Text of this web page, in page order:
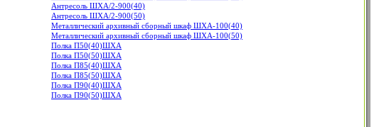
Антресоль ШХА/2-900(40)
Антресоль ШХА/2-900(50)
Металлический архивный сборный шкаф ШХА-100(40)
Металлический архивный сборный шкаф ШХА-100(50)
Полка П50(40)ШХА
Полка П50(50)ШХА
Полка П85(40)ШХА
Полка П85(50)ШХА
Полка П90(40)ШХА
Полка П90(50)ШХА